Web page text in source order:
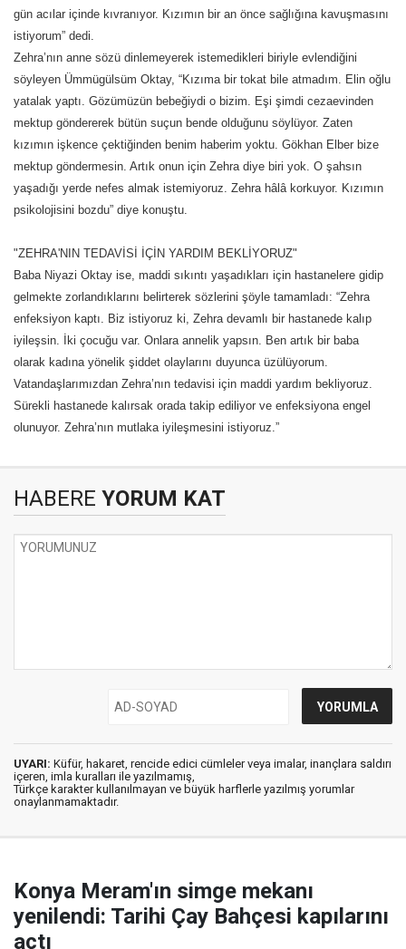
gün acılar içinde kıvranıyor. Kızımın bir an önce sağlığına kavuşmasını
istiyorum” dedi.
Zehra’nın anne sözü dinlemeyerek istemedikleri biriyle evlendiğini
söyleyen Ümmügülsüm Oktay, “Kızıma bir tokat bile atmadım. Elin oğlu
yatalak yaptı. Gözümüzün bebeğiydi o bizim. Eşi şimdi cezaevinden
mektup göndererek bütün suçun bende olduğunu söylüyor. Zaten
kızımın işkence çektiğinden benim haberim yoktu. Gökhan Elber bize
mektup göndermesin. Artık onun için Zehra diye biri yok. O şahsın
yaşadığı yerde nefes almak istemiyoruz. Zehra hâlâ korkuyor. Kızımın
psikolojisini bozdu” diye konuştu.
"ZEHRA'NIN TEDAVİSİ İÇİN YARDIM BEKLİYORUZ"
Baba Niyazi Oktay ise, maddi sıkıntı yaşadıkları için hastanelere gidip
gelmekte zorlandıklarını belirterek sözlerini şöyle tamamladı: “Zehra
enfeksiyon kaptı. Biz istiyoruz ki, Zehra devamlı bir hastanede kalıp
iyileşsin. İki çocuğu var. Onlara annelik yapsın. Ben artık bir baba
olarak kadına yönelik şiddet olaylarını duyunca üzülüyorum.
Vatandaşlarımızdan Zehra’nın tedavisi için maddi yardım bekliyoruz.
Sürekli hastanede kalırsak orada takip ediliyor ve enfeksiyona engel
olunuyor. Zehra’nın mutlaka iyileşmesini istiyoruz.”
HABERE YORUM KAT
UYARI: Küfür, hakaret, rencide edici cümleler veya imalar, inançlara saldırı
içeren, imla kuralları ile yazılmamış,
Türkçe karakter kullanılmayan ve büyük harflerle yazılmış yorumlar
onaylanmamaktadır.
Konya Meram'ın simge mekanı
yenilendi: Tarihi Çay Bahçesi kapılarını
açtı